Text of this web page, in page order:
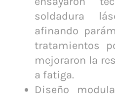
soldadura
afinando
tratamientos
mejoraron la
a fatiga.
Diseño